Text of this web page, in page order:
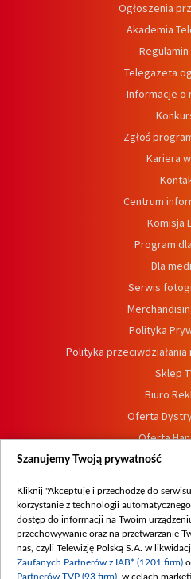
Ogłoszenia
Akademia
Telegazeta
Informacje o
Zgłoś
Kariera w
Centrum
Komisja
Program
Dla
Serwis
Polityka
Polityka
Sklep
Biuro
Oferta
Oferta
Procedura
Szanujemy Twoją prywatność
Kliknij "Akceptuję i przechodzę do
korzystanie z technologii
dostęp do informacji na Twoim
przechowywanie oraz na przetwarzanie
nas, czyli Telewizję Polską S.A. w
Zaufanych Partnerów z IAB* (1201 firm)
Partnerów TVP (93 firm) , w celach